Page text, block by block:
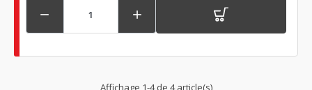
 
Affichage 1-4 de 4 article(s)